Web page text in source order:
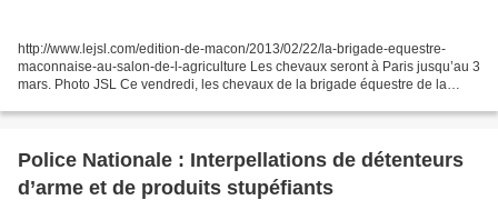
http://www.lejsl.com/edition-de-macon/2013/02/22/la-brigade-equestre-
maconnaise-au-salon-de-l-agriculture Les chevaux seront à Paris jusqu’au 3
mars. Photo JSL Ce vendredi, les chevaux de la brigade équestre de la
Police Nationale : Interpellations de détenteurs
d’arme et de produits stupéfiants